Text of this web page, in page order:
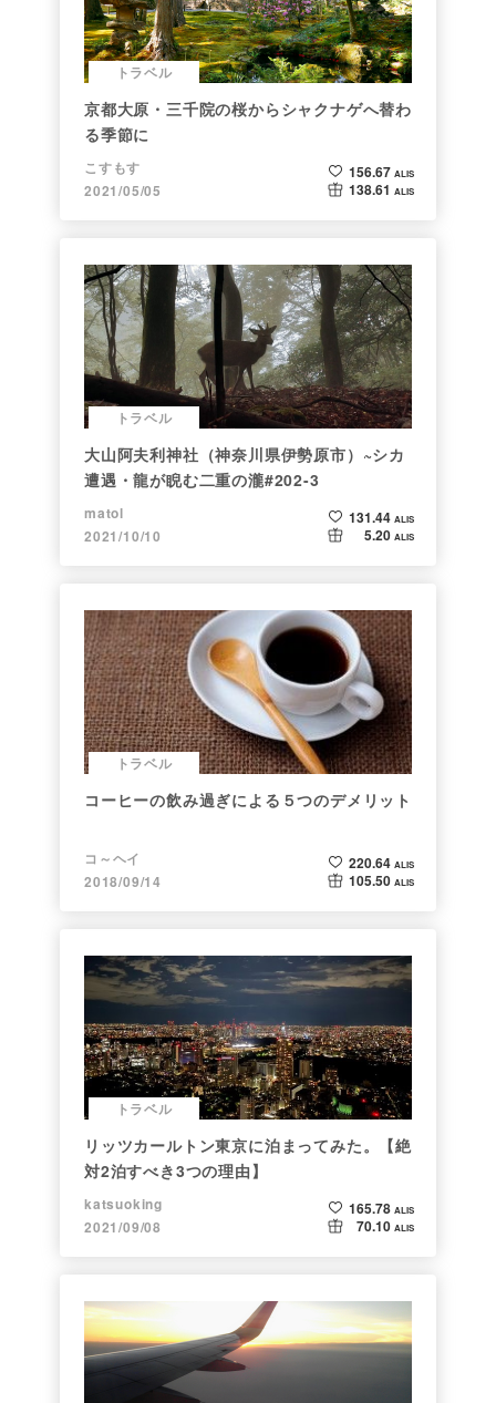
トラベル
京都大原・三千院の桜からシャクナゲへ替わ
る季節に
こすもす
2021/05/05
156.67 ALIS
138.61 ALIS
トラベル
大山阿夫利神社（神奈川県伊勢原市）~シカ
遭遇・龍が睨む二重の瀧#202-3
matol
2021/10/10
131.44 ALIS
5.20 ALIS
トラベル
コーヒーの飲み過ぎによる５つのデメリット
コ～ヘイ
2018/09/14
220.64 ALIS
105.50 ALIS
トラベル
リッツカールトン東京に泊まってみた。【絶
対2泊すべき3つの理由】
katsuoking
2021/09/08
165.78 ALIS
70.10 ALIS